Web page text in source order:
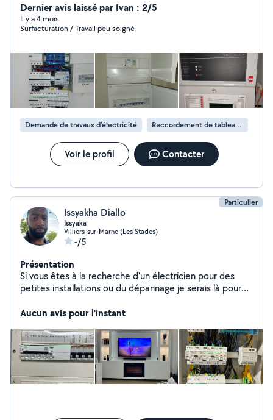
restaurants,locaux ). Travailler avec CONSUEL,
SOCOTEC,VERITAS,QUALICONSULT etc.
Dernier avis laissé par Ivan : 2/5
Il y a 4 mois
Surfacturation / Travail peu soigné
Demande de travaux d’électricité Raccordement de tableau électrique
Voir le profil Contacter
Particulier
Issyakha Diallo
Issyaka
Villiers-sur-Marne (Les Stades)
-/5
Présentation
Si vous êtes à la recherche d'un électricien pour des
petites installations ou du dépannage je serais là pour
Aucun avis pour l'instant